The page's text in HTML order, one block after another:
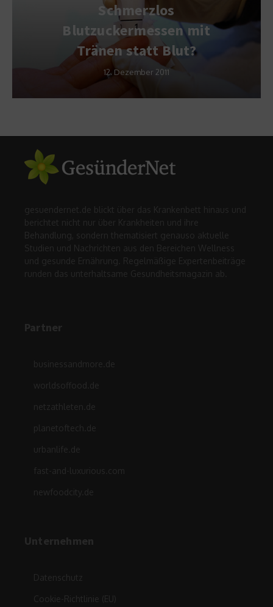
Schmerzlos
Blutzuckermessen mit
Tränen statt Blut?
12. Dezember 2011
gesuendernet.de blickt über das Krankenbett hinaus und
berichtet nicht nur über Krankheiten und ihre
Behandlung, sondern thematisiert genauso aktuelle
Studien und Nachrichten aus den Bereichen Wellness
und gesunde Ernährung. Regelmäßige Expertenbeiträge
runden das unterhaltsame Gesundheitsmagazin ab.
Partner
businessandmore.de
worldsoffood.de
netzathleten.de
planetoftech.de
urbanlife.de
fast-and-luxurious.com
newfoodcity.de
Unternehmen
Datenschutz
Cookie-Richtlinie (EU)